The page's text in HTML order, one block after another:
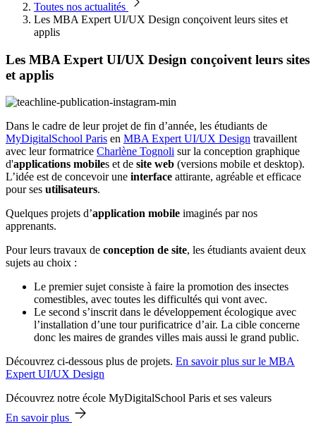
Toutes nos actualités
Les MBA Expert UI/UX Design conçoivent leurs sites et
applis
Les MBA Expert UI/UX Design conçoivent leurs sites
et applis
Dans le cadre de leur projet de fin d’année, les étudiants de
MyDigitalSchool Paris en MBA Expert UI/UX Design travaillent
avec leur formatrice Charlène Tognoli sur la conception graphique
d'applications mobiles et de site web (versions mobile et desktop).
L’idée est de concevoir une interface attirante, agréable et efficace
pour ses utilisateurs.
Quelques projets d’application mobile imaginés par nos
apprenants.
Pour leurs travaux de conception de site, les étudiants avaient deux
sujets au choix :
Le premier sujet consiste à faire la promotion des insectes
comestibles, avec toutes les difficultés qui vont avec.
Le second s’inscrit dans le développement écologique avec
l’installation d’une tour purificatrice d’air. La cible concerne
donc les maires de grandes villes mais aussi le grand public.
Découvrez ci-dessous plus de projets. En savoir plus sur le MBA
Expert UI/UX Design
Découvrez notre école MyDigitalSchool Paris et ses valeurs
En savoir plus